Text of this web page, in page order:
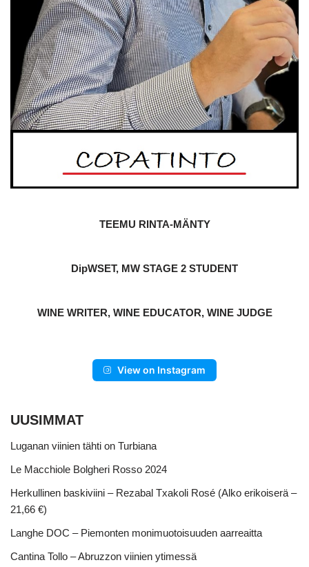
TEEMU RINTA-MÄNTY
DipWSET, MW STAGE 2 STUDENT
WINE WRITER, WINE EDUCATOR, WINE JUDGE
View on Instagram
UUSIMMAT
Luganan viinien tähti on Turbiana
Le Macchiole Bolgheri Rosso 2024
Herkullinen baskiviini – Rezabal Txakoli Rosé (Alko erikoiserä –
21,66 €)
Langhe DOC – Piemonten monimuotoisuuden aarreaitta
Cantina Tollo – Abruzzon viinien ytimessä